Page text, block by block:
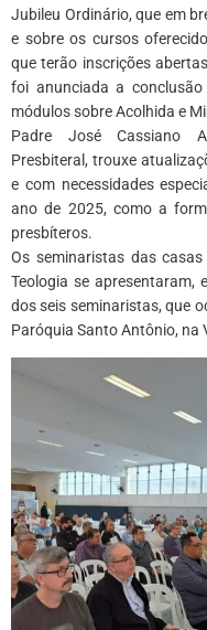
Jubileu Ordinário, que em
e sobre os cursos
que terão inscrições
foi anunciada a
módulos sobre Acolhida e
Padre José Cassiano
Presbiteral, trouxe
e com necessidades
ano de 2025, como a
presbíteros.
Os seminaristas das
Teologia se apresentaram,
dos seis seminaristas, que
Paróquia Santo Antônio, na